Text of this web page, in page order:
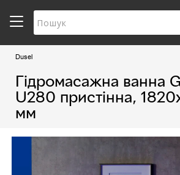
Dusel
Гідромасажна ванна
U280 пристінна,
мм